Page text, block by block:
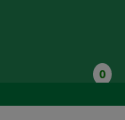
0